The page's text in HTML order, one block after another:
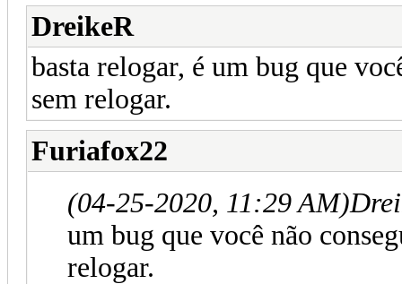
DreikeR
basta relogar, é um bug que
sem relogar.
Furiafox22
(04-25-2020, 11:29 AM)
um bug que você não
relogar.